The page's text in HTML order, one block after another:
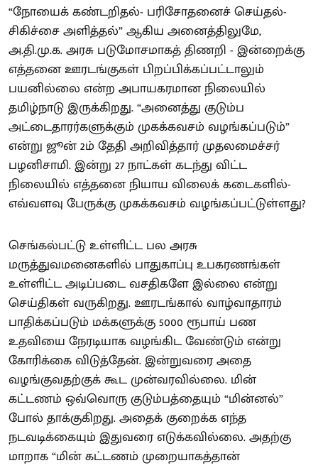
“நோயைக் கண்டறிதல்- பரிசோதனைச் செய்தல்-
சிகிச்சை அளித்தல்” ஆகிய அனைத்திலுமே,
அ.தி.மு.க. அரசு படுமோசமாகத் திணறி - இன்றைக்கு
எத்தனை ஊரடங்குகள் பிறப்பிக்கப்பட்டாலும்
பயனில்லை என்ற அபாயகரமான நிலையில்
தமிழ்நாடு இருக்கிறது. “அனைத்து குடும்ப
அட்டைதாரர்களுக்கும் முகக்கவசம் வழங்கப்படும்”
என்று ஜூன் 2ம் தேதி அறிவித்தார் முதலமைச்சர்
பழனிசாமி. இன்று 27 நாட்கள் கடந்து விட்ட
நிலையில் எத்தனை நியாய விலைக் கடைகளில்-
எவ்வளவு பேருக்கு முகக்கவசம் வழங்கப்பட்டுள்ளது?
செங்கல்பட்டு உள்ளிட்ட பல அரசு
மருத்துவமனைகளில் பாதுகாப்பு உபகரணங்கள்
உள்ளிட்ட அடிப்படை வசதிகளே இல்லை என்று
செய்திகள் வருகிறது. ஊரடங்கால் வாழ்வாதாரம்
பாதிக்கப்படும் மக்களுக்கு 5000 ரூபாய் பண
உதவியை நேரடியாக வழங்கிட வேண்டும் என்று
கோரிக்கை விடுத்தேன். இன்றுவரை அதை
வழங்குவதற்குக் கூட முன்வரவில்லை. மின்
கட்டணம் ஒவ்வொரு குடும்பத்தையும் “மின்னல்”
போல் தாக்குகிறது. அதைக் குறைக்க எந்த
நடவடிக்கையும் இதுவரை எடுக்கவில்லை. அதற்கு
மாறாக “மின் கட்டணம் முறையாகத்தான்